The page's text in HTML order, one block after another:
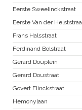
Eerste Sweelinckstraat
Eerste Van der
Frans Halsstraat
Ferdinand Bolstraat
Gerard Douplein
Gerard Doustraat
Govert Flinckstraat
Hemonylaan